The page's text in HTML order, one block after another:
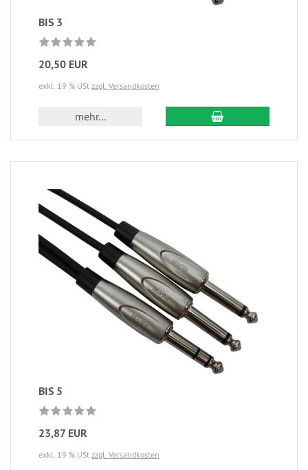
BIS 3
20,50 EUR
exkl. 19 % USt zzgl. Versandkosten
mehr...
BIS 5
23,87 EUR
exkl. 19 % USt zzgl. Versandkosten